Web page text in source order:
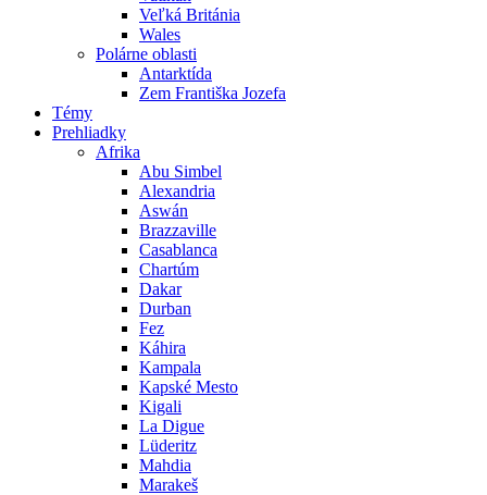
Veľká Británia
Wales
Polárne oblasti
Antarktída
Zem Františka Jozefa
Témy
Prehliadky
Afrika
Abu Simbel
Alexandria
Aswán
Brazzaville
Casablanca
Chartúm
Dakar
Durban
Fez
Káhira
Kampala
Kapské Mesto
Kigali
La Digue
Lüderitz
Mahdia
Marakeš